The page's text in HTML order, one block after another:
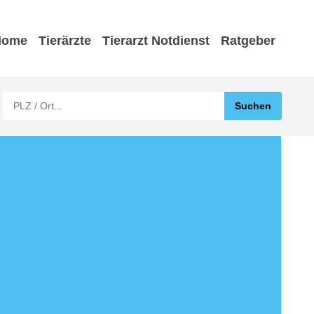
Tierärzte Tierarzt Notdienst Ratgeber